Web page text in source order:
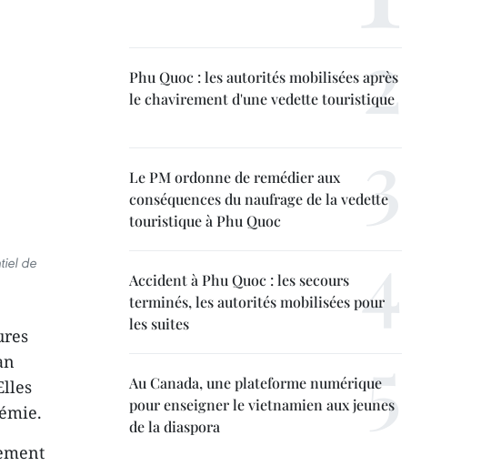
de
Phu Quoc : les autorités mobilisées après
le chavirement d'une vedette touristique
Le PM ordonne de remédier aux
conséquences du naufrage de la vedette
touristique à Phu Quoc
Accident à Phu Quoc : les secours
terminés, les autorités mobilisées pour
les suites
Au Canada, une plateforme numérique
pour enseigner le vietnamien aux jeunes
de la diaspora